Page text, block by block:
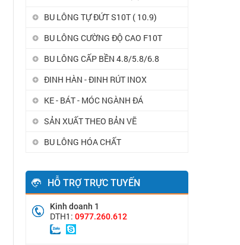
BU LÔNG TỰ ĐỨT S10T ( 10.9)
BU LÔNG CƯỜNG ĐỘ CAO F10T
BU LÔNG CẤP BỀN 4.8/5.8/6.8
ĐINH HÀN - ĐINH RÚT INOX
KE - BÁT - MÓC NGÀNH ĐÁ
SẢN XUẤT THEO BẢN VẼ
BU LÔNG HÓA CHẤT
HỖ TRỢ TRỰC TUYẾN
Kinh doanh 1
DTH1:0977.260.612